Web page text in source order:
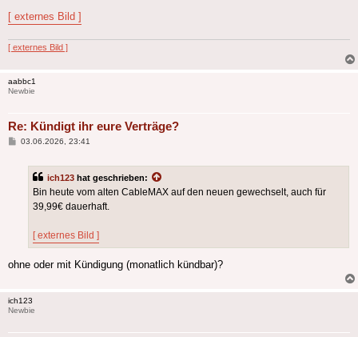
[ externes Bild ]
[ externes Bild ]
aabbc1
Newbie
Re: Kündigt ihr eure Verträge?
Beitrag
03.06.2026, 23:41
ich123 hat geschrieben:
Bin heute vom alten CableMAX auf den neuen gewechselt, auch für
39,99€ dauerhaft.
[ externes Bild ]
ohne oder mit Kündigung (monatlich kündbar)?
ich123
Newbie